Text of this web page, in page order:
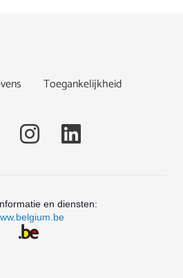
Toegankelijkheid
en diensten: